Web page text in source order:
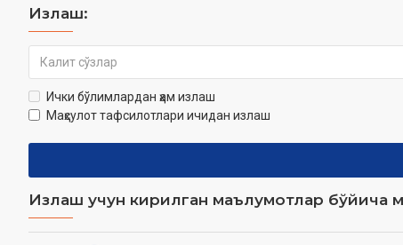
Излаш:
Ички бўлимлардан ҳам излаш
Маҳсулот тафсилотлари ичидан излаш
Излаш учун кирилган маълумотлар бўйича